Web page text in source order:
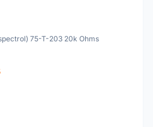
75-T-203 20k Ohms